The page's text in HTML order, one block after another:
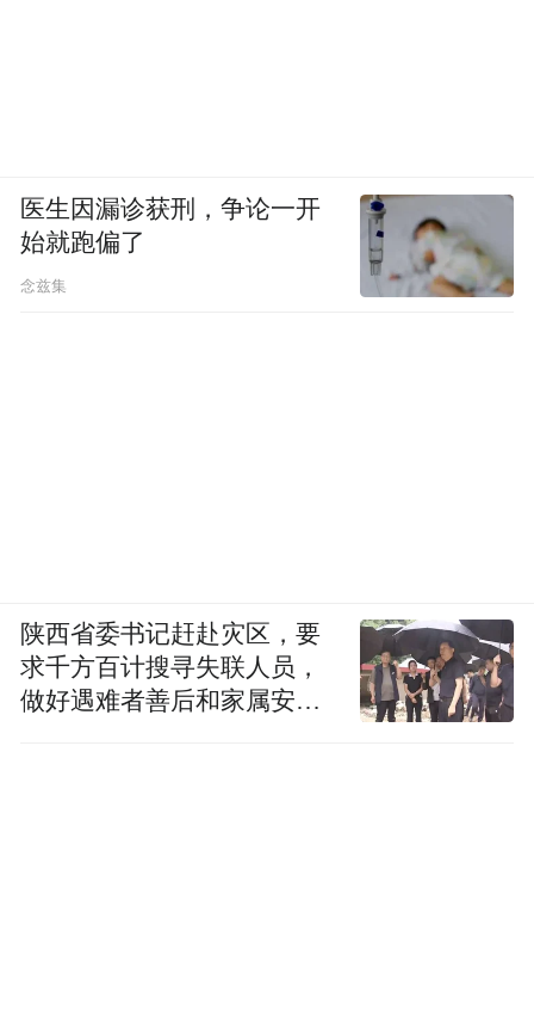
医生因漏诊获刑，争论一开
始就跑偏了
念兹集
陕西省委书记赶赴灾区，要
求千方百计搜寻失联人员，
做好遇难者善后和家属安抚